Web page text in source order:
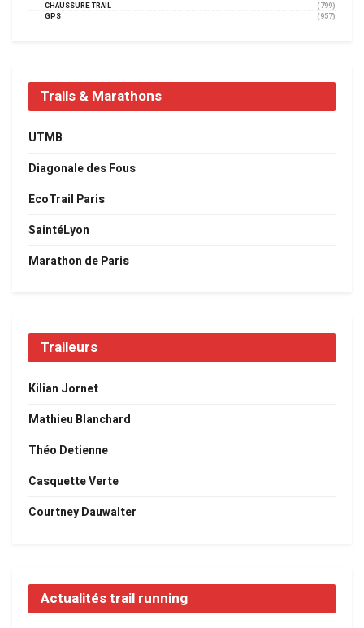
CHAUSSURE TRAIL
(799)
GPS
(957)
Trails & Marathons
UTMB
Diagonale des Fous
EcoTrail Paris
SaintéLyon
Marathon de Paris
Traileurs
Kilian Jornet
Mathieu Blanchard
Théo Detienne
Casquette Verte
Courtney Dauwalter
Actualités trail running